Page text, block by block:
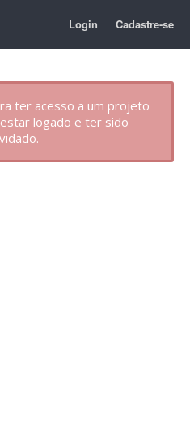
Login Cadastre-se
ter acesso a um projeto
logado e ter sido